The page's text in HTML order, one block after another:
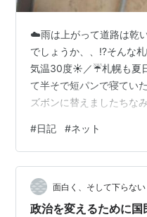
☁️雨は上がって道路は乾
でしょうか、、⁉️そんな
気温30度☀️／☔札幌も夏
て半そで短パンで寝てい
ズボンに替えましたちな
いかがですか⁉️繋がらな
私は2拠点生活なのでポ
しと札幌生活に持ちある
す、全く問題なくストレ
す😥だいたいは使えるの
#日記 #ネット
面白く、そして下らない
政治を変えるために国